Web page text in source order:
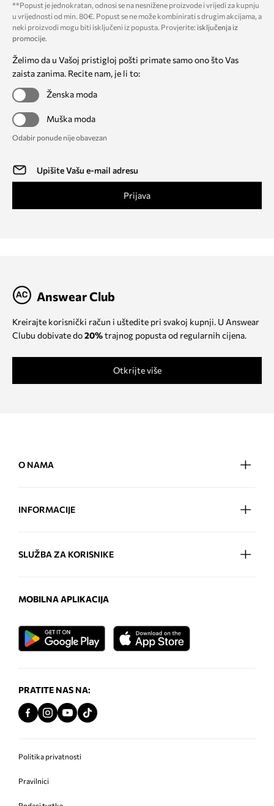
**Popust je jednokratan, odnosi se na nesnižene proizvode i vrijedi za kupnju
u vrijednosti od min. 80€. Popust se ne može kombinirati s drugim akcijama, a
neki proizvodi mogu biti isključeni iz popusta. Provjerite: isključenja iz
promocije.
Želimo da u Vašoj pristigloj pošti primate samo ono što Vas
zaista zanima. Recite nam, je li to:
Ženska moda
Muška moda
Odabir ponude nije obavezan
Prijava
Answear Club
Kreirajte korisnički račun i uštedite pri svakoj kupnji. U Answear
Clubu dobivate do20%trajnog popusta od regularnih cijena.
Otkrijte više
O NAMA
INFORMACIJE
SLUŽBA ZA KORISNIKE
MOBILNA APLIKACIJA
PRATITE NAS NA:
Politika privatnosti
Pravilnici